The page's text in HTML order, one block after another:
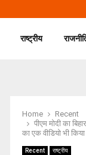
राष्ट्रीय
Home
Recent
पीएम मोदी का
का एक वीडियो भी
Recent राष्ट्रीय